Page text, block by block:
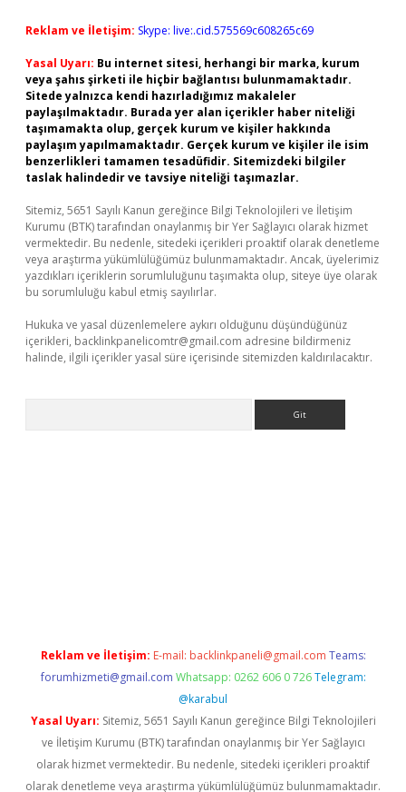
Reklam ve İletişim: Skype: live:.cid.575569c608265c69
Yasal Uyarı: Bu internet sitesi, herhangi bir marka, kurum
veya şahıs şirketi ile hiçbir bağlantısı bulunmamaktadır.
Sitede yalnızca kendi hazırladığımız makaleler
paylaşılmaktadır. Burada yer alan içerikler haber niteliği
taşımamakta olup, gerçek kurum ve kişiler hakkında
paylaşım yapılmamaktadır. Gerçek kurum ve kişiler ile isim
benzerlikleri tamamen tesadüfidir. Sitemizdeki bilgiler
taslak halindedir ve tavsiye niteliği taşımazlar.
Sitemiz, 5651 Sayılı Kanun gereğince Bilgi Teknolojileri ve İletişim
Kurumu (BTK) tarafından onaylanmış bir Yer Sağlayıcı olarak hizmet
vermektedir. Bu nedenle, sitedeki içerikleri proaktif olarak denetleme
veya araştırma yükümlülüğümüz bulunmamaktadır. Ancak, üyelerimiz
yazdıkları içeriklerin sorumluluğunu taşımakta olup, siteye üye olarak
bu sorumluluğu kabul etmiş sayılırlar.
Hukuka ve yasal düzenlemelere aykırı olduğunu düşündüğünüz
içerikleri, backlinkpanelicomtr@gmail.com adresine bildirmeniz
halinde, ilgili içerikler yasal süre içerisinde sitemizden kaldırılacaktır.
Reklam ve İletişim: E-mail: backlinkpaneli@gmail.com Teams:
forumhizmeti@gmail.com Whatsapp: 0262 606 0 726 Telegram:
@karabul
Yasal Uyarı: Sitemiz, 5651 Sayılı Kanun gereğince Bilgi Teknolojileri
ve İletişim Kurumu (BTK) tarafından onaylanmış bir Yer Sağlayıcı
olarak hizmet vermektedir. Bu nedenle, sitedeki içerikleri proaktif
olarak denetleme veya araştırma yükümlülüğümüz bulunmamaktadır.